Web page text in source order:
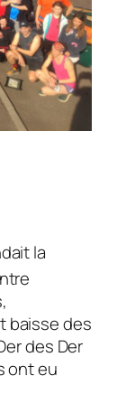
la
baisse des
des Der
ont eu